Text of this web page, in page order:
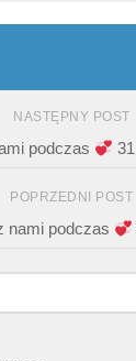
NASTĘPNY POST
podczas
POPRZEDNI POST
nami podczas